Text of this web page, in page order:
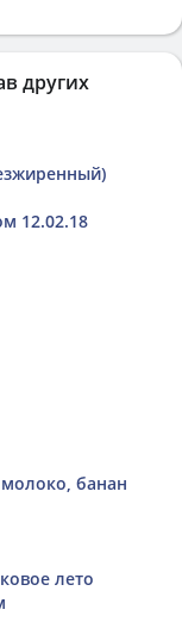
других
12.02.18
банан
лето